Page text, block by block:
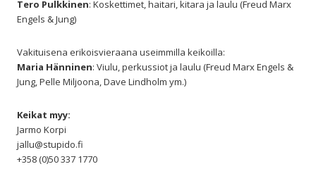
Tero Pulkkinen: Koskettimet, haitari, kitara ja laulu (Freud Marx
Engels & Jung)
Vakituisena erikoisvieraana useimmilla keikoilla:
Maria Hänninen: Viulu, perkussiot ja laulu (Freud Marx Engels &
Jung, Pelle Miljoona, Dave Lindholm ym.)
Keikat myy:
Jarmo Korpi
jallu@stupido.fi
+358 (0)50 337 1770